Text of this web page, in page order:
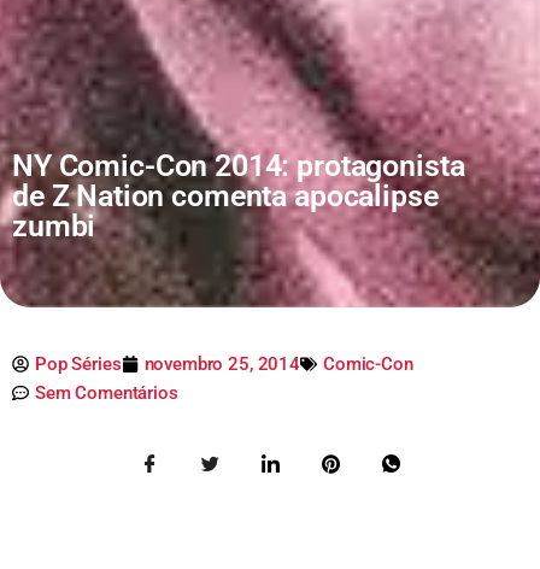
NY Comic-Con 2014: protagonista
de Z Nation comenta apocalipse
zumbi
Pop Séries novembro 25, 2014
Comic-Con
Sem Comentários